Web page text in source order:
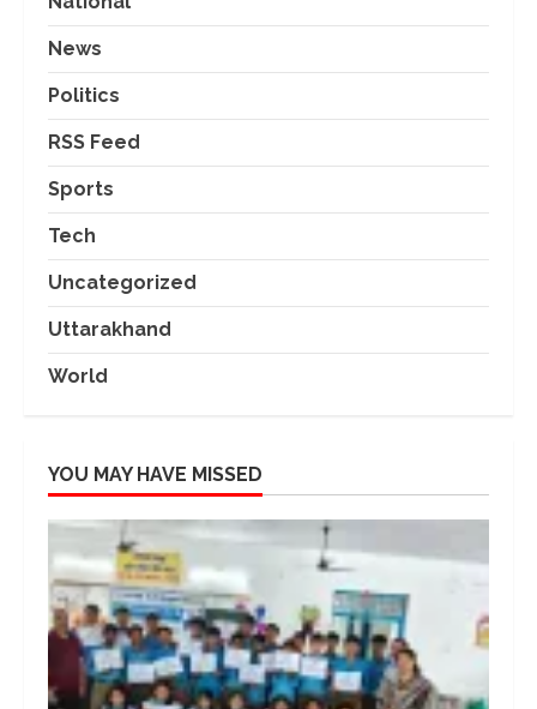
News
Politics
RSS Feed
Sports
Tech
Uncategorized
Uttarakhand
World
YOU MAY HAVE MISSED